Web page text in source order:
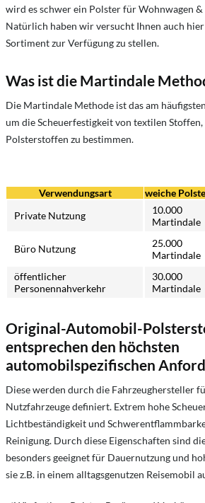
wird es schwer ein Polster für Wohnwagen
Natürlich haben wir versucht Ihnen auch hier
Sortiment zur Verfügung zu stellen.
Was ist die Martindale
Die Martindale Methode ist das am
um die Scheuerfestigkeit von textilen
Polsterstoffen zu bestimmen.
Verwendungsart weiche
Private Nutzung
10.000
Martindale
Büro Nutzung
25.000
Martindale
öffentlicher
Personennahverkehr
30.000
Martindale
Original-Automobil-
entsprechen den höchsten
automobilspezifischen
Diese werden durch die Fahrzeughersteller
Nutzfahrzeuge definiert. Extrem hohe
Lichtbeständigkeit und
Reinigung. Durch diese Eigenschaften sind
besonders geeignet für Dauernutzung und
sie z.B. in einem alltagsgenutzen Reisemobil